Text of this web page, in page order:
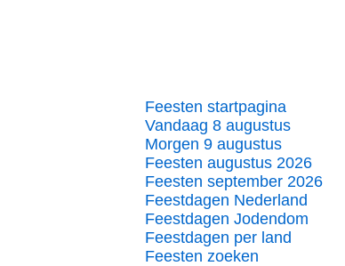
Feesten startpagina
Vandaag 8 augustus
Morgen 9 augustus
Feesten augustus 2026
Feesten september 2026
Feestdagen Nederland
Feestdagen Jodendom
Feestdagen per land
Feesten zoeken